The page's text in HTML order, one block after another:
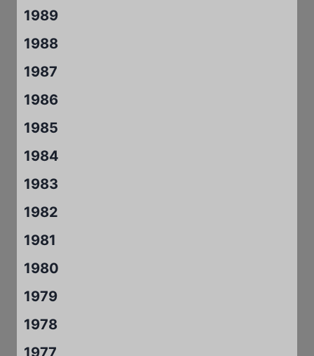
1989
1988
1987
1986
1985
1984
1983
1982
1981
1980
1979
1978